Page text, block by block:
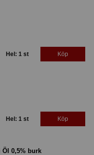
Hel: 1 st Köp
Hel: 1 st Köp
0,5% burk